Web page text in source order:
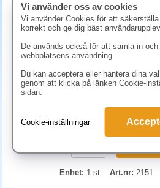
1061.30 kr
Enhet: 1 st Art.nr: 2151
Vi använder oss av cookies
Vi använder Cookies för att
korrekt och ge dig bäst
De används också för att samla in
webbplatsens användning.
Du kan acceptera eller hantera dina
genom att klicka på länken Cookie-
sidan.
Cookie-inställningar